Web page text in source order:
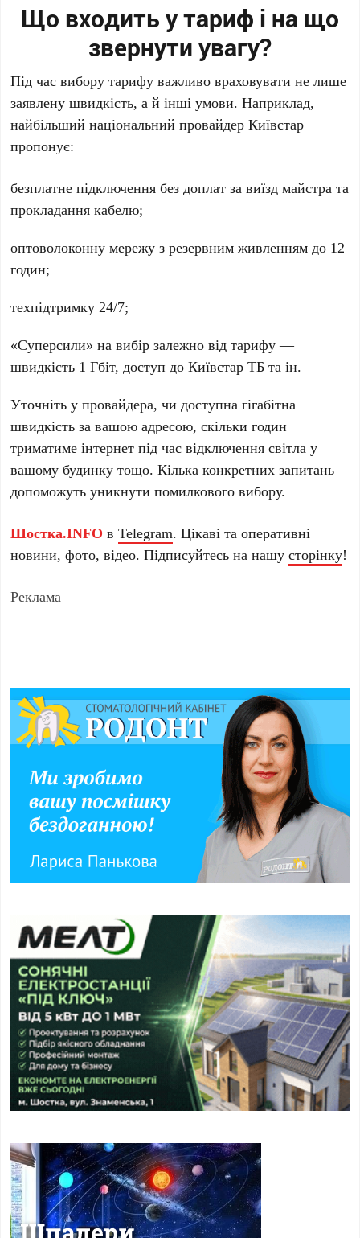
Що входить у тариф і на що
звернути увагу?
Під час вибору тарифу важливо враховувати не лише
заявлену швидкість, а й інші умови. Наприклад,
найбільший національний провайдер Київстар
пропонує:
безплатне підключення без доплат за виїзд майстра та
прокладання кабелю;
оптоволоконну мережу з резервним живленням до 12
годин;
техпідтримку 24/7;
«Суперсили» на вибір залежно від тарифу —
швидкість 1 Гбіт, доступ до Київстар ТБ та ін.
Уточніть у провайдера, чи доступна гігабітна
швидкість за вашою адресою, скільки годин
триматиме інтернет під час відключення світла у
вашому будинку тощо. Кілька конкретних запитань
допоможуть уникнути помилкового вибору.
Шостка.INFO вTelegram. Цікаві та оперативні
новини, фото, відео. Підписуйтесь на нашусторінку!
Реклама